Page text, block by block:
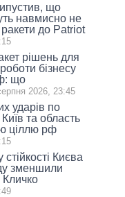
що
навмисно не
ракети до Patriot
рішень для
бізнесу
що
2026, 23:45
ударів по
Київ та область
ціллю рф
Києва
зменшили
Кличко